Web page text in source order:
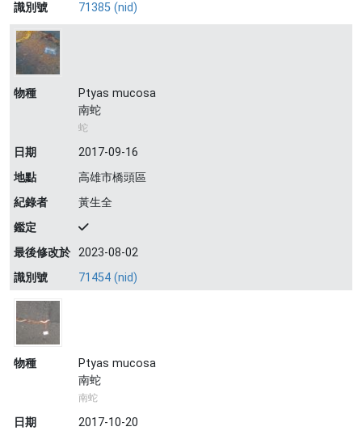
識別號
71385 (nid)
物種
Ptyas mucosa
南蛇
蛇
日期
2017-09-16
地點
高雄市橋頭區
紀錄者
黃生全
鑑定
最後修改於 2023-08-02
識別號
71454 (nid)
物種
Ptyas mucosa
南蛇
南蛇
日期
2017-10-20